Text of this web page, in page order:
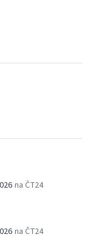
na ČT24
na ČT24